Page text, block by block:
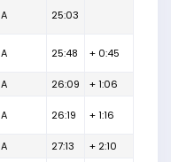
A 25:03
A 25:48 + 0:45
A 26:09 + 1:06
A 26:19 + 1:16
A 27:13 + 2:10